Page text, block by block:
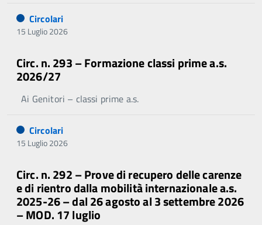
Circolari
15 Luglio 2026
Circ. n. 293 – Formazione classi prime a.s.
2026/27
Ai Genitori – classi prime a.s.
Circolari
15 Luglio 2026
Circ. n. 292 – Prove di recupero delle carenze
e di rientro dalla mobilità internazionale a.s.
2025-26 – dal 26 agosto al 3 settembre 2026
– MOD. 17 luglio